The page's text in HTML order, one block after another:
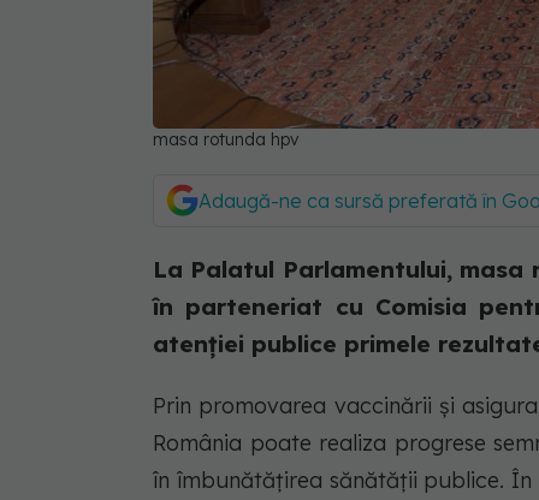
masa rotunda hpv
Adaugă-ne ca sursă preferată în
La Palatul Parlamentului,
în parteneriat cu Comisia
atenției publice primele
Prin promovarea vaccinării și
România poate realiza progrese
în îmbunătățirea sănătății publice.